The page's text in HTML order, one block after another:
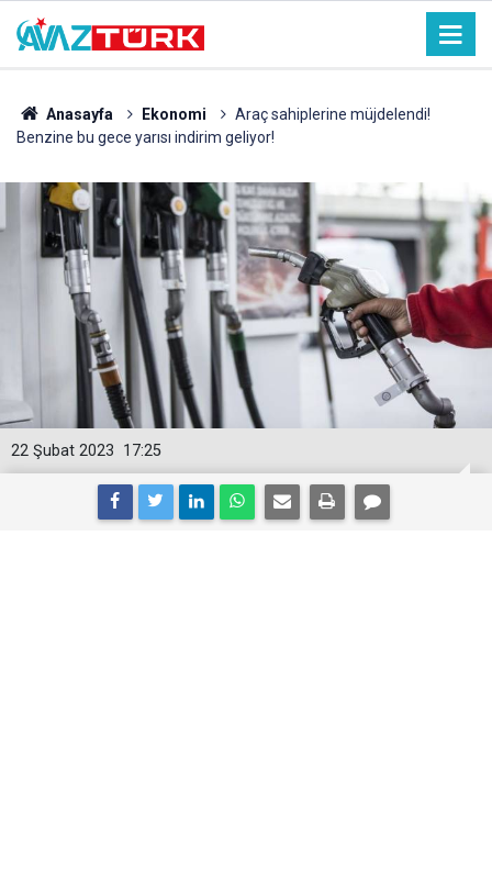
Anasayfa Ekonomi
Araç sahiplerine müjdelendi!
Benzine bu gece yarısı indirim geliyor!
17:25
22 Şubat 2023